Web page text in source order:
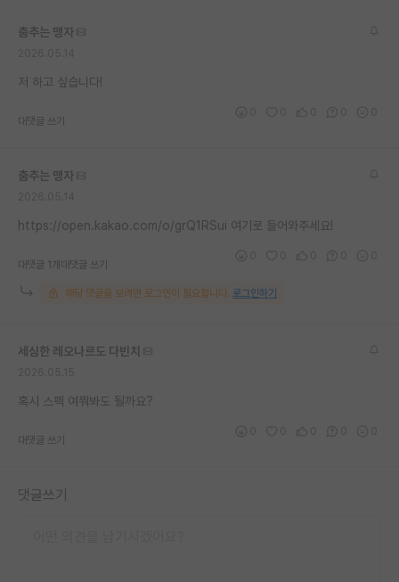
홍보 게시판
반도체 아카데미
춤추는 맹자
저 하고 싶습니다!
대댓글 쓰기
춤추는 맹자
https://open.kakao.com/o/grQ1RSui 여기로 들어와주세요!
대댓글 1개 대댓글 쓰기
해당 댓글을 보려면 로그인이 필요합니다. 로그인하기
세심한 레오나르도 다빈치
혹시 스펙 여쭤봐도 될까요?
대댓글 쓰기
댓글쓰기